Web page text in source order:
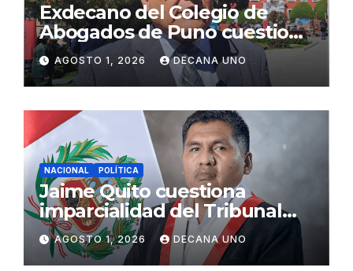
Exdecano del Colegio de
Abogados de Puno cuestiona
propuestas sobre seguridad
ciudadana
AGOSTO 1, 2026 DECANA UNO
NACIONAL POLÍTICA
Jaime Quito cuestiona
imparcialidad del Tribunal
Constitucional tras liberación
de Ollanta Humala
AGOSTO 1, 2026 DECANA UNO